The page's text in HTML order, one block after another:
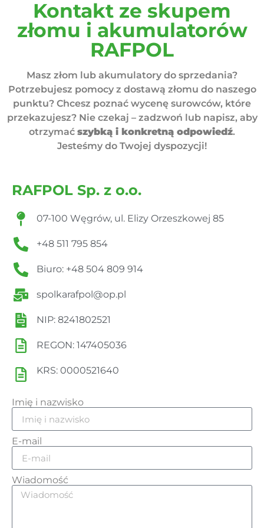
Kontakt ze skupem
złomu i akumulatorów
RAFPOL
Masz złom lub akumulatory do sprzedania?
Potrzebujesz pomocy z dostawą złomu do naszego
punktu? Chcesz poznać wycenę surowców, które
przekazujesz? Nie czekaj – zadzwoń lub napisz, aby
otrzymać szybką i konkretną odpowiedź.
Jesteśmy do Twojej dyspozycji!
RAFPOL Sp. z o.o.
07-100 Węgrów, ul. Elizy Orzeszkowej 85
+48 511 795 854
Biuro: +48 504 809 914
spolkarafpol@op.pl
NIP: 8241802521
REGON: 147405036
KRS: 0000521640
Imię i nazwisko
E-mail
Wiadomość